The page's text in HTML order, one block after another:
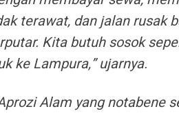
terawat, dan jalan rusak
Kita butuh sosok
ke Lampura,” ujarnya.
Alam yang notabene